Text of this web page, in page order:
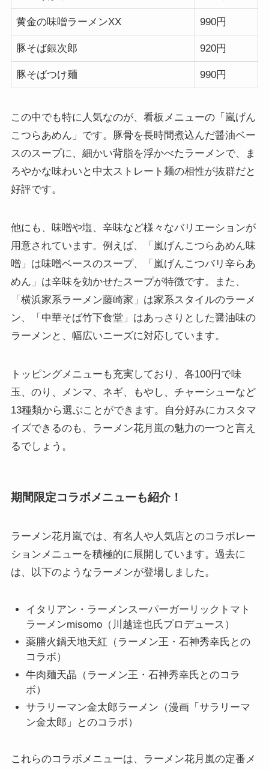
黄金の味噌ラーメンXX 990円
豚そば銀次郎 920円
豚そばつけ麺 990円
この中でも特に人気なのが、看板メニューの「嵐げん
こつらあめん」です。豚骨を長時間煮込んだ醤油ベー
スのスープに、細かい背脂を浮かべたラーメンで、ま
ろやかな味わいと中太ストレート麺の相性が抜群だと
好評です。
他にも、味噌や塩、辛味など様々なバリエーションが
用意されています。例えば、「嵐げんこつらあめん味
噌」は味噌ベースのスープ、「嵐げんこつバリ辛らあ
めん」は辛味を効かせたスープが特徴です。また、
「横浜家系ラーメン藤崎家」は家系スタイルのラーメ
ン、「中華そば竹下食堂」はあっさりとした醤油味の
ラーメンと、幅広いニーズに対応しています。
トッピングメニューも充実しており、各100円で味
玉、のり、メンマ、ネギ、もやし、チャーシューなど
13種類から選ぶことができます。自分好みにカスタマ
イズできるのも、ラーメン花月嵐の魅力の一つと言え
るでしょう。
期間限定コラボメニューも紹介！
ラーメン花月嵐では、有名人や人気店とのコラボレー
ションメニューを積極的に展開しています。過去に
は、以下のようなラーメンが登場しました。
イタリアン・ラーメンスーパーガーリックトマト
ラーメンmisomo（川越達也氏プロデュース）
薬膳火鍋天地天紅（ラーメン王・石神秀幸氏との
コラボ）
牛肉麺天晶（ラーメン王・石神秀幸氏とのコラ
ボ）
サラリーマン金太郎ラーメン（漫画「サラリーマ
ン金太郎」とのコラボ）
これらのコラボメニューは、ラーメン花月嵐の定番メ